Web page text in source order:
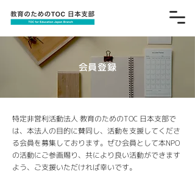
会員登録
特定非営利活動法人 教育のためのTOC 日本支部で
は、本法人の目的に賛同し、活動を支援してくださ
る会員を募集しております。ぜひ会員として本NPO
の活動にご参画賜り、共により良い活動ができます
よう、ご支援いただければ幸いです。